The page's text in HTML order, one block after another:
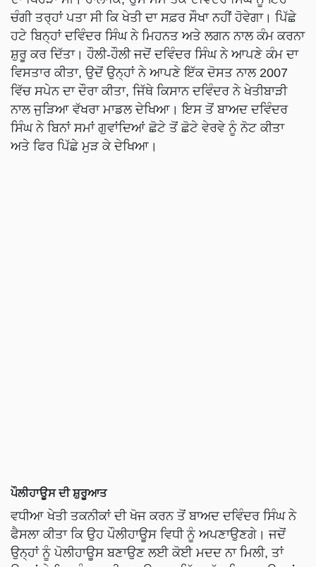
ਚੰਗੀ ਤਰ੍ਹਾਂ ਪਤਾ ਸੀ ਕਿ ਖੇਤੀ ਦਾ ਸਫ਼ਰ ਸੌਖਾ ਨਹੀਂ ਹੋਵੇਗਾ। ਪਿੱਛੇ
ਹਟੇ ਬਿਨ੍ਹਾਂ ਦਵਿੰਦਰ ਸਿੰਘ ਨੇ ਮਿਹਨਤ ਅਤੇ ਲਗਨ ਨਾਲ ਕੰਮ ਕਰਨਾ
ਸ਼ੁਰੂ ਕਰ ਦਿੱਤਾ। ਹੌਲੀ-ਹੌਲੀ ਜਦੋਂ ਦਵਿੰਦਰ ਸਿੰਘ ਨੇ ਆਪਣੇ ਕੰਮ ਦਾ
ਵਿਸਤਾਰ ਕੀਤਾ, ਉਦੋਂ ਉਨ੍ਹਾਂ ਨੇ ਆਪਣੇ ਇੱਕ ਦੋਸਤ ਨਾਲ 2007
ਵਿੱਚ ਸਪੇਨ ਦਾ ਦੌਰਾ ਕੀਤਾ, ਜਿੱਥੇ ਕਿਸਾਨ ਦਵਿੰਦਰ ਨੇ ਖੇਤੀਬਾੜੀ
ਨਾਲ ਜੁੜਿਆ ਵੱਖਰਾ ਮਾਡਲ ਦੇਖਿਆ। ਇਸ ਤੋਂ ਬਾਅਦ ਦਵਿੰਦਰ
ਸਿੰਘ ਨੇ ਬਿਨਾਂ ਸਮਾਂ ਗੁਵਾਂਦਿਆਂ ਛੋਟੇ ਤੋਂ ਛੋਟੇ ਵੇਰਵੇ ਨੂੰ ਨੋਟ ਕੀਤਾ
ਅਤੇ ਫਿਰ ਪਿੱਛੇ ਮੁੜ ਕੇ ਦੇਖਿਆ।
ਪੌਲੀਹਾਊਸ ਦੀ ਸ਼ੁਰੂਆਤ
ਵਧੀਆ ਖੇਤੀ ਤਕਨੀਕਾਂ ਦੀ ਖੋਜ ਕਰਨ ਤੋਂ ਬਾਅਦ ਦਵਿੰਦਰ ਸਿੰਘ ਨੇ
ਫੈਸਲਾ ਕੀਤਾ ਕਿ ਉਹ ਪੌਲੀਹਾਊਸ ਵਿਧੀ ਨੂੰ ਅਪਣਾਉਣਗੇ। ਜਦੋਂ
ਉਨ੍ਹਾਂ ਨੂੰ ਪੋਲੀਹਾਊਸ ਬਣਾਉਣ ਲਈ ਕੋਈ ਮਦਦ ਨਾ ਮਿਲੀ, ਤਾਂ